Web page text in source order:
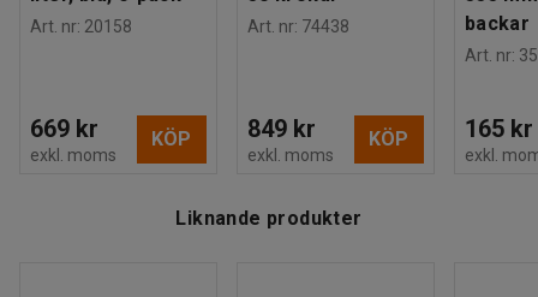
Art. nr: 20158
669 kr
exkl. moms
KÖP
Art. nr: 74438
849 kr
exkl. moms
KÖP
backar
Art. nr:
165 kr
exkl.
Liknande produkter